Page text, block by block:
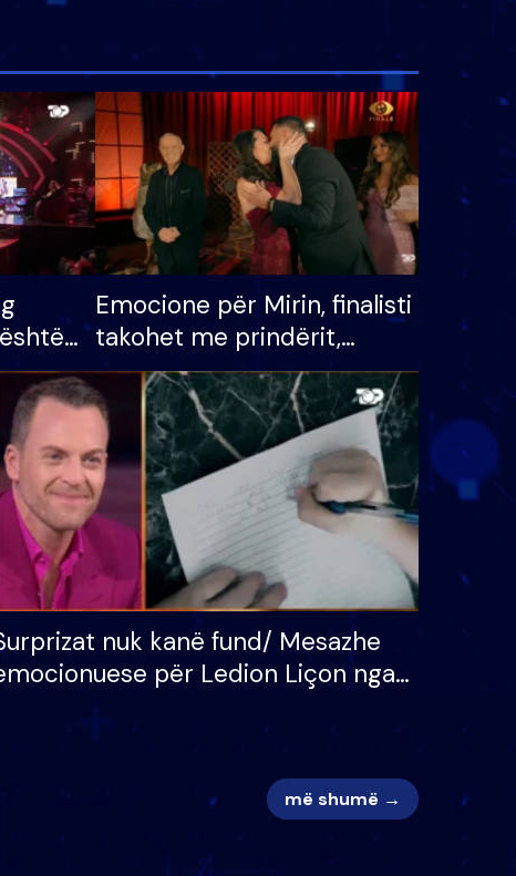
për
Emocione për Mirin, finalisti
takohet me prindërit,
vajzën dhe bashkëshorten:
S’kemi ndonjë letër divorci
apo jo?
nuk kanë fund/ Mesazhe
për Ledion Liçon nga
më shumë →